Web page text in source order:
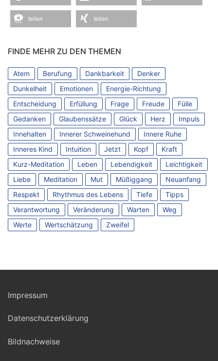
teilen teilen
FINDE MEHR ZU DEN THEMEN
Atem Berufung Dankbarkeit
Denker
Dunkelheit
Emotionen
Energie-Richtung
Entscheidung
Erfüllung Frage Freude
Fülle
Gedanken
Glaubenssätze Glück Herz
Impuls
Innehalten
Innerer Schweinehund
Innere Ruhe
Inneres Kind
Intuition Jetzt Kopf
Kraft
Kurz-Meditation
Leben Lebendigkeit
Leichtigkeit
Liebe
Meditation Mut Müßiggang
Neuanfang
Respekt
Rhythmus des Lebens Tiefe
Tipps
Verantwortung
Veränderung Warten
Weg
Werte
Wertschätzung Zweifel
Impressum
Datenschutzerklärung
Bildnachweise